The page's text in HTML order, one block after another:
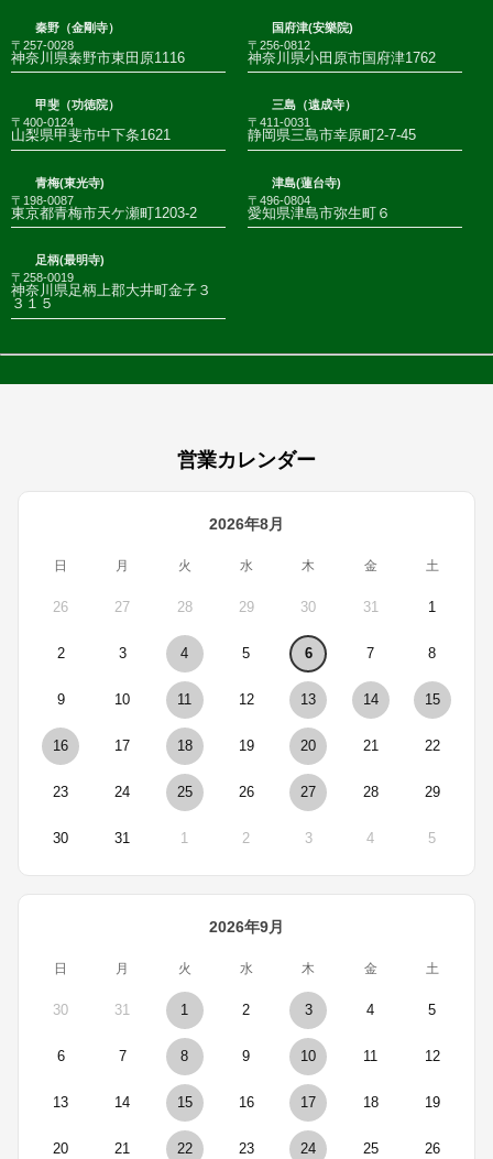
秦野（金剛寺）
〒257-0028
神奈川県秦野市東田原1116
国府津(安樂院)
〒256-0812
神奈川県小田原市国府津1762
甲斐（功徳院）
〒400-0124
山梨県甲斐市中下条1621
三島（遠成寺）
〒411-0031
静岡県三島市幸原町2-7-45
青梅(東光寺)
〒198-0087
東京都青梅市天ケ瀬町1203-2
津島(蓮台寺)
〒496-0804
愛知県津島市弥生町６
足柄(最明寺)
〒258-0019
神奈川県足柄上郡大井町金子３
３１５
営業カレンダー
2026年8月
日 月 火 水 木 金 土
26 27 28 29 30 31 1
2 3 4 5 6 7 8
9 10 11 12 13 14 15
16 17 18 19 20 21 22
23 24 25 26 27 28 29
30 31 1 2 3 4 5
2026年9月
日 月 火 水 木 金 土
30 31 1 2 3 4 5
6 7 8 9 10 11 12
13 14 15 16 17 18 19
20 21 22 23 24 25 26